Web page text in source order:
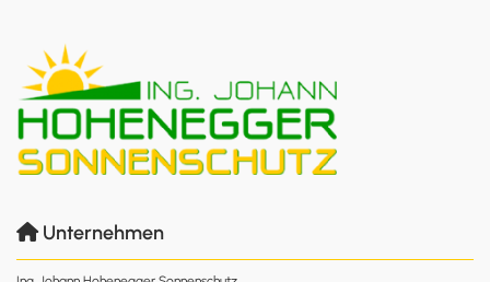
Unternehmen